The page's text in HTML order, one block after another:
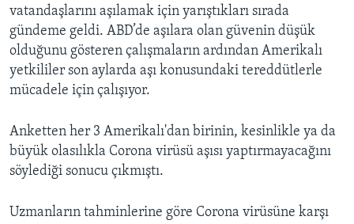
vatandaşlarını aşılamak için yarıştıkları sırada
gündeme geldi. ABD’de aşılara olan güvenin düşük
olduğunu gösteren çalışmaların ardından Amerikalı
yetkililer son aylarda aşı konusundaki tereddütlerle
mücadele için çalışıyor.
Anketten her 3 Amerikalı'dan birinin, kesinlikle ya da
büyük olasılıkla Corona virüsü aşısı yaptırmayacağını
söylediği sonucu çıkmıştı.
Uzmanların tahminlerine göre Corona virüsüne karşı